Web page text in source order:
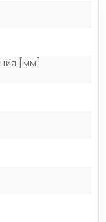
[мм]